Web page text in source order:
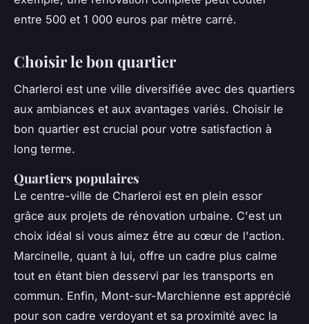
entre 500 et 1 000 euros par mètre carré.
Choisir le bon quartier
Charleroi est une ville diversifiée avec des quartiers
aux ambiances et aux avantages variés. Choisir le
bon quartier est crucial pour votre satisfaction à
long terme.
Quartiers populaires
Le centre-ville de Charleroi est en plein essor
grâce aux projets de rénovation urbaine. C'est un
choix idéal si vous aimez être au cœur de l'action.
Marcinelle, quant à lui, offre un cadre plus calme
tout en étant bien desservi par les transports en
commun. Enfin, Mont-sur-Marchienne est apprécié
pour son cadre verdoyant et sa proximité avec la